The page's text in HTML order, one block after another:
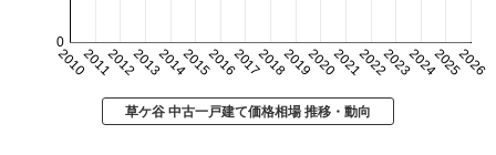
20102011201220132014201520162017201820192020202120222023202420252026
0
草ケ谷 中古一戸建て価格相場 推移・動向